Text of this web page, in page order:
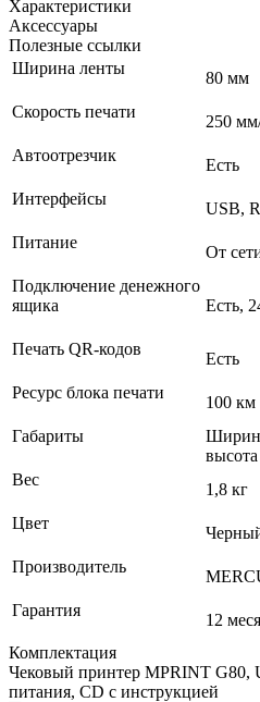
Характеристики
Аксессуары
Полезные ссылки
Ширина ленты
80 мм
Скорость печати
250
Автоотрезчик
Есть
Интерфейсы
USB,
Питание
От
Подключение денежного
ящика
Есть,
Печать QR-кодов
Есть
Ресурс блока печати
100 км
Габариты
Вес
1,8 кг
Цвет
Производитель
Гарантия
12
Комплектация
Чековый принтер MPRINT G80,
питания, CD с инструкцией